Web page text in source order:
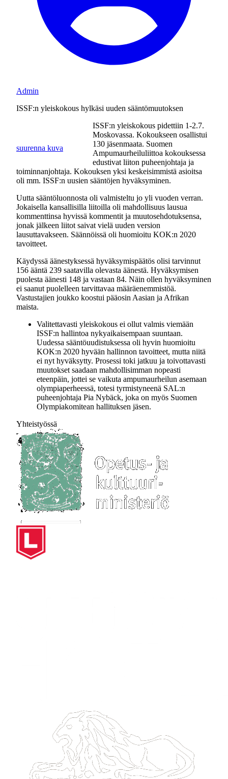
Admin
ISSF:n yleiskokous hylkäsi uuden sääntömuutoksen
suurenna kuva
ISSF:n yleiskokous pidettiin 1-2.7.
Moskovassa. Kokoukseen osallistui
130 jäsenmaata. Suomen
Ampumaurheiluliittoa kokouksessa
edustivat liiton puheenjohtaja ja
toiminnanjohtaja. Kokouksen yksi keskeisimmistä asioitsa
oli mm. ISSF:n uusien sääntöjen hyväksyminen.
Uutta sääntöluonnosta oli valmisteltu jo yli vuoden verran.
Jokaisella kansallisilla liitoilla oli mahdollisuus lausua
kommenttinsa hyvissä kommentit ja muutosehdotuksensa,
jonak jälkeen liitot saivat vielä uuden version
lausuttavakseen. Säännöissä oli huomioitu KOK:n 2020
tavoitteet.
Käydyssä äänestyksessä hyväksymispäätös olisi tarvinnut
156 ääntä 239 saatavilla olevasta äänestä. Hyväksymisen
puolesta äänesti 148 ja vastaan 84. Näin ollen hyväksyminen
ei saanut puolelleen tarvittavaa määräenemmistöä.
Vastustajien joukko koostui pääosin Aasian ja Afrikan
maista.
Valitettavasti yleiskokous ei ollut valmis viemään
ISSF:n hallintoa nykyaikaisempaan suuntaan.
Uudessa sääntöuudistuksessa oli hyvin huomioitu
KOK:n 2020 hyvään hallinnon tavoitteet, mutta niitä
ei nyt hyväksytty. Prosessi toki jatkuu ja toivottavasti
muutokset saadaan mahdollisimman nopeasti
eteenpäin, jottei se vaikuta ampumaurheilun asemaan
olympiaperheessä, totesi tyrmistyneenä SAL:n
puheenjohtaja Pia Nybäck, joka on myös Suomen
Olympiakomitean hallituksen jäsen.
Yhteistyössä